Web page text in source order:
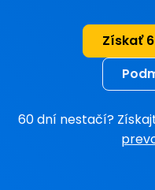
Získať
60 dní nestačí?